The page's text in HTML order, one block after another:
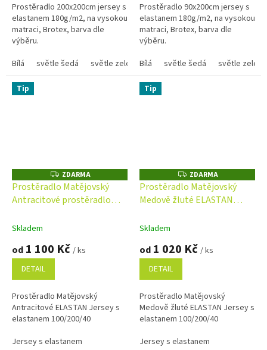
5
hvězdiček.
Prostěradlo 200x200cm jersey s
elastanem 180g/m2, na vysokou
matraci, Brotex, barva dle
výběru.
Bílá
světle šedá světle zelená smetanová oříšková
5
hvězdiček.
Prostěradlo 90x200cm jersey s
elastanem 180g/m2, na vysokou
matraci, Brotex, barva dle
výběru.
Bílá
světle šedá světle zelená
Tip
Z
D
A
R
M
ZDARMA
Prostěradlo Matějovský
Antracitové prostěradlo
elastanem
Skladem
od 1 100 Kč / ks
DETAIL
Prostěradlo Matějovský
Antracitové ELASTAN Jersey s
elastanem 100/200/40
Jersey s elastanem
Tip
Z
D
A
R
ZDARMA
Prostěradlo Matějovský
Medově žluté ELASTAN
Skladem
od 1 020 Kč / ks
DETAIL
Prostěradlo Matějovský
Medově žluté ELASTAN Jersey s
elastanem 100/200/40
Jersey s elastanem